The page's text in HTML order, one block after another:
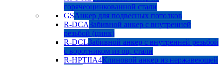
горячеоцинкованной стали
GSАнкер для подвесных потолков
R-DCAЗабивной анкер с внутренней
резьбой (цинк)
R-DCLЗабивной анкер с внутренней резьбой
с воротником из оц. стали
R-HPTIIA4Клиновой анкер из нержавеющей